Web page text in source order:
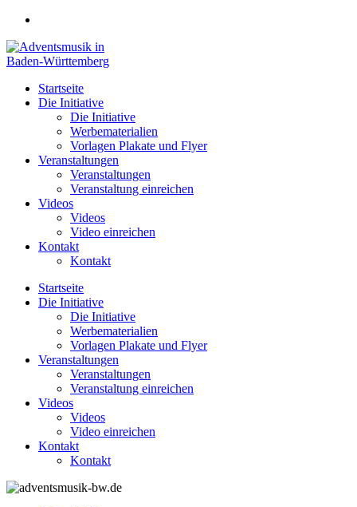
Zum
springen
Startseite
Die Initiative
Die Initiative
Werbematerialien
Vorlagen Plakate und Flyer
Veranstaltungen
Veranstaltungen
Veranstaltung einreichen
Videos
Videos
Video einreichen
Kontakt
Kontakt
Startseite
Die Initiative
Die Initiative
Werbematerialien
Vorlagen Plakate und Flyer
Veranstaltungen
Veranstaltungen
Veranstaltung einreichen
Videos
Videos
Video einreichen
Kontakt
Kontakt